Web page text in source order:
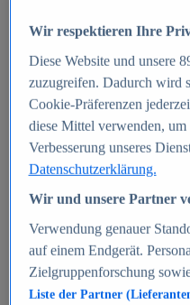
E-commerce
Beliebte Statistiken
Aktuelle Statistiken
E-Commerce -
Deutschland 1999-
Umsatz von
2010-2025
B2C-E-
Deutschland 2024
Marktanteile von
Deutschland 2024
Umsatzstarke
Deutschland 2023-
Wir respektieren Ihre
Diese Website und unsere
zuzugreifen. Dadurch wird
Cookie-Präferenzen
diese Mittel verwenden,
Verbesserung unseres
Datenschutzerklärung.
Wir und unsere Partner
Verwendung genauer
auf einem Endgerät.
Zielgruppenforschung
Liste der Partner